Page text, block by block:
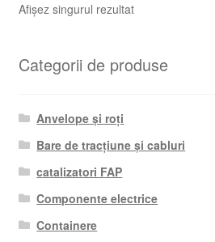
Afișez singurul rezultat
Categorii de produse
Anvelope și roți
Bare de tracțiune și cabluri
catalizatori FAP
Componente electrice
Containere